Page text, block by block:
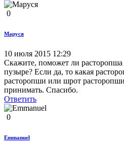
0
Маруся
10 июля 2015 12:29
Скажите, поможет ли расторопша
пузыре? Если да, то какая
расторопши или шрот
принимать. Спасибо.
Ответить
0
Emmanuel